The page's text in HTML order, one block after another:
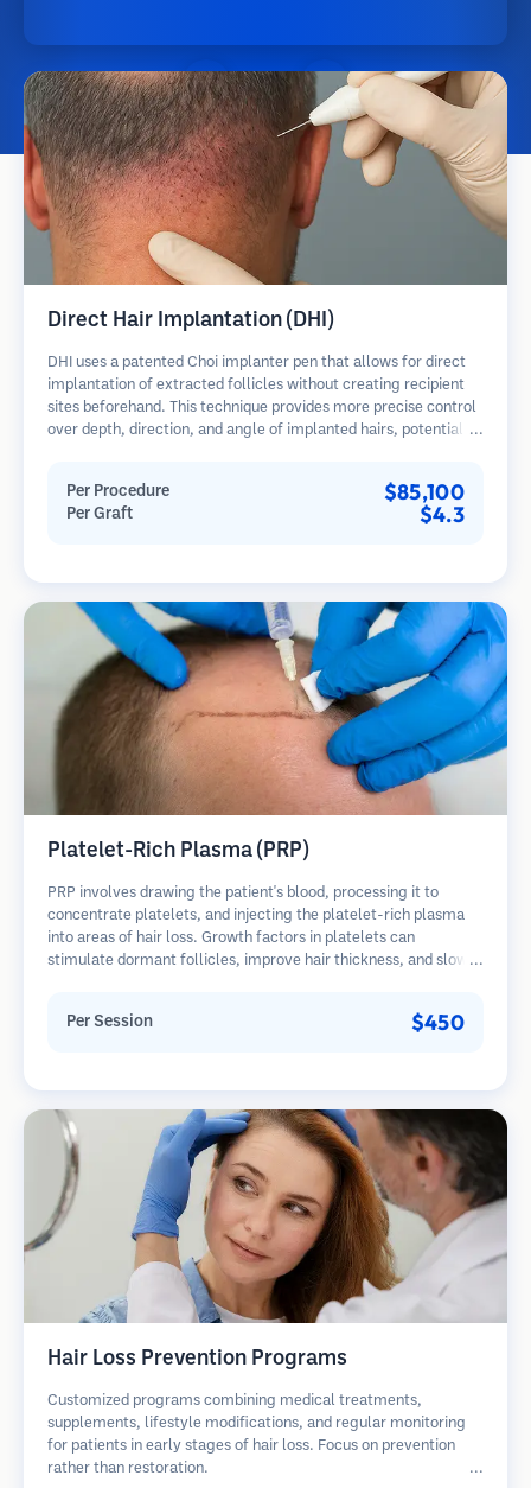
Direct Hair Implantation (DHI)
DHI uses a patented Choi implanter pen that allows for direct
implantation of extracted follicles without creating recipient
sites beforehand. This technique provides more precise control
over depth, direction, and angle of implanted hairs, potentially
Per Procedure $85,100
Per Graft $4.3
Platelet-Rich Plasma (PRP)
PRP involves drawing the patient's blood, processing it to
concentrate platelets, and injecting the platelet-rich plasma
into areas of hair loss. Growth factors in platelets can
stimulate dormant follicles, improve hair thickness, and slow
Per Session $450
Hair Loss Prevention Programs
Customized programs combining medical treatments,
supplements, lifestyle modifications, and regular monitoring
for patients in early stages of hair loss. Focus on prevention
rather than restoration.